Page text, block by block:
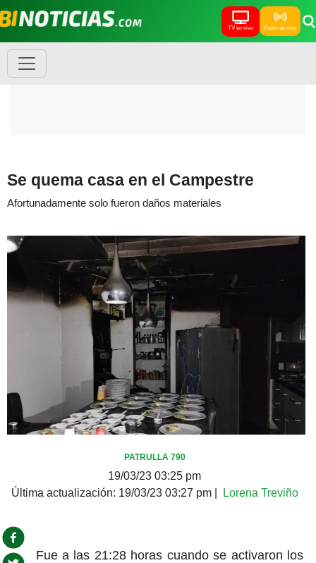
TV en vivo Radio en vivo
Se quema casa en el Campestre
Afortunadamente solo fueron daños materiales
PATRULLA 790
19/03/23 03:25 pm
Última actualización: 19/03/23 03:27 pm| Lorena Treviño
Fue a las 21:28 horas cuando se activaron los